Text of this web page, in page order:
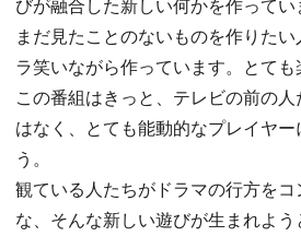
まだ見たことのないものを作りた
ラ笑いながら作っています。とても
この番組はきっと、テレビの前の
はなく、とても能動的なプレイヤ
う。
観ている人たちがドラマの行方をコ
な、そんな新しい遊びが生まれよう